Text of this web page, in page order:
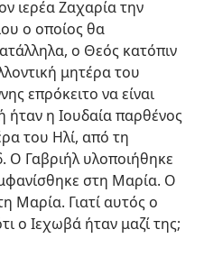
ιερέα Ζαχαρία την
ο οποίος θα
ο Θεός κατόπιν
μητέρα του
επρόκειτο να είναι
η Ιουδαία παρθένος
του Ηλί, από τη
Ο Γαβριήλ υλοποιήθηκε
στη Μαρία. Ο
Μαρία. Γιατί αυτός ο
ο Ιεχωβά ήταν μαζί της;